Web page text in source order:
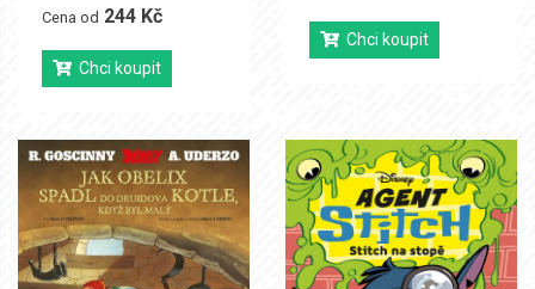
Cena od 244 Kč
Chci koupit
Chci koupit